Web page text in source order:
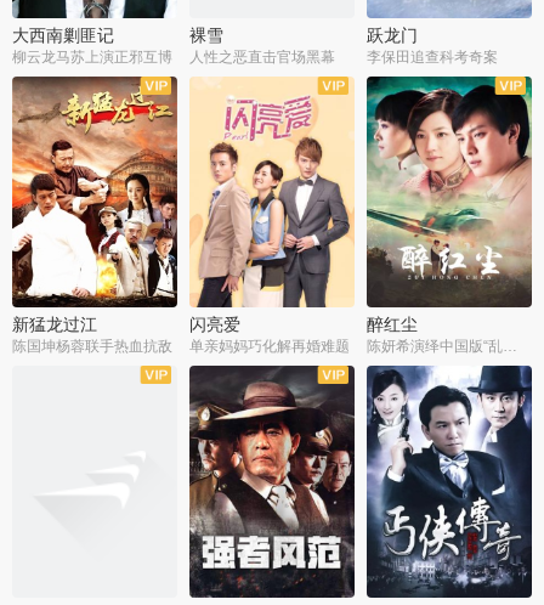
大西南剿匪记
柳云龙马苏上演正邪互博
裸雪
人性之恶直击官场黑幕
跃龙门
李保田追查科考奇案
全36集
新猛龙过江
陈国坤杨蓉联手热血抗敌
全37集
闪亮爱
单亲妈妈巧化解再婚难题
全30集
醉红尘
陈妍希演绎中国版“乱世佳人”
全30集 全30集